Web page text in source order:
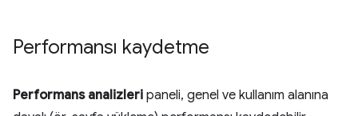
Performansı kaydetme
Performans analizleri paneli, genel ve kullanım alanına